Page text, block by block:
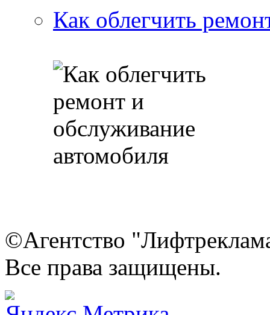
Как облегчить
©Агентство
Все права защищены.